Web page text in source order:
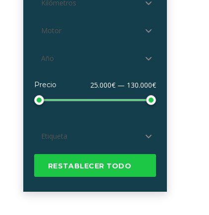
Kilómetros
Motor
Año
Precio 25.000€ — 130.000€
Etiqueta
RESTABLECER TODO